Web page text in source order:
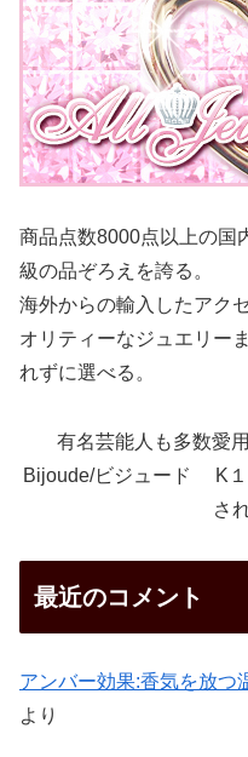
商品点数8000点以上の国
級の品ぞろえを誇る。
海外からの輸入したアク
オリティーなジュエリー
れずに選べる。
有名芸能人も多数愛
Bijoude/ビジュード K１
さ
最近のコメント
アンバー効果:香気を放つ
より